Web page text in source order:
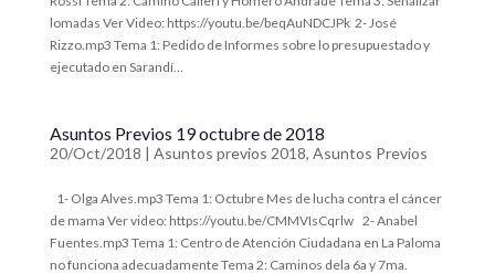
lomadas Ver Video: https://youtu.be/beqAuNDCJPk 2- José
Rizzo.mp3 Tema 1: Pedido de Informes sobre lo presupuestado y
ejecutado en Sarandí...
Asuntos Previos 19 octubre de 2018
20/Oct/2018 | Asuntos previos 2018, Asuntos Previos
1- Olga Alves.mp3 Tema 1: Octubre Mes de lucha contra el cáncer
de mama Ver video: https://youtu.be/CMMVIsCqrlw 2- Anabel
Fuentes.mp3 Tema 1: Centro de Atención Ciudadana en La Paloma
no funciona adecuadamente Tema 2: Caminos dela 6a y 7ma.